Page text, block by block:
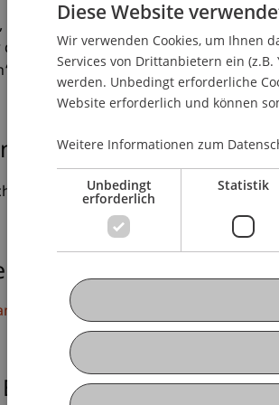
(2022, 8./9. September).
Hanns-Seidel-Stiftung
(Via Zoom).
Vortrag
Papathanasiou
Diese Website
Wir verwenden Cookies, um Ihnen
Services von Drittanbietern ein
werden. Unbedingt erforderliche
Website erforderlich und können
Weitere Informationen zum
Unbedingt
erforderlich
Statistik